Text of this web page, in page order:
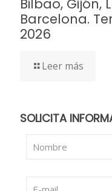
Bilbao, Gijón,
Barcelona.
2026
Leer más
SOLICITA